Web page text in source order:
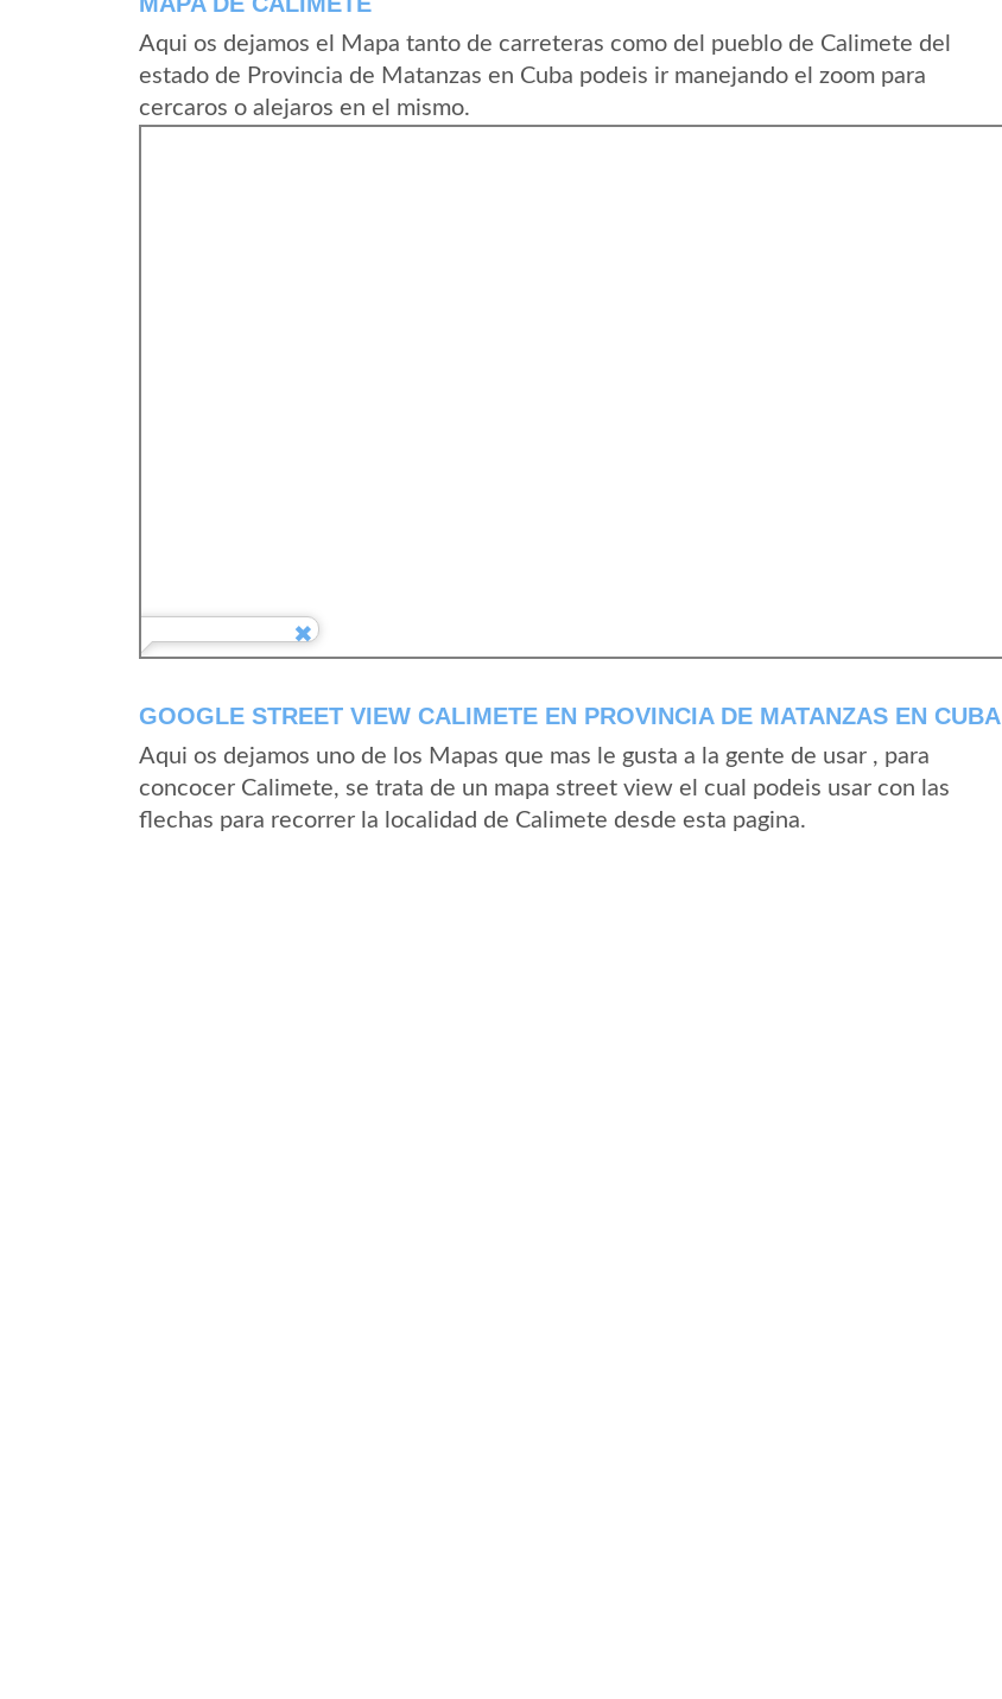
Aqui os dejamos el Mapa tanto de carreteras como del pueblo de Calimete del
estado de Provincia de Matanzas en Cuba podeis ir manejando el zoom para
cercaros o alejaros en el mismo.
GOOGLE STREET VIEW CALIMETE EN PROVINCIA DE MATANZAS EN CUBA
Aqui os dejamos uno de los Mapas que mas le gusta a la gente de usar , para
concocer Calimete, se trata de un mapa street view el cual podeis usar con las
flechas para recorrer la localidad de Calimete desde esta pagina.